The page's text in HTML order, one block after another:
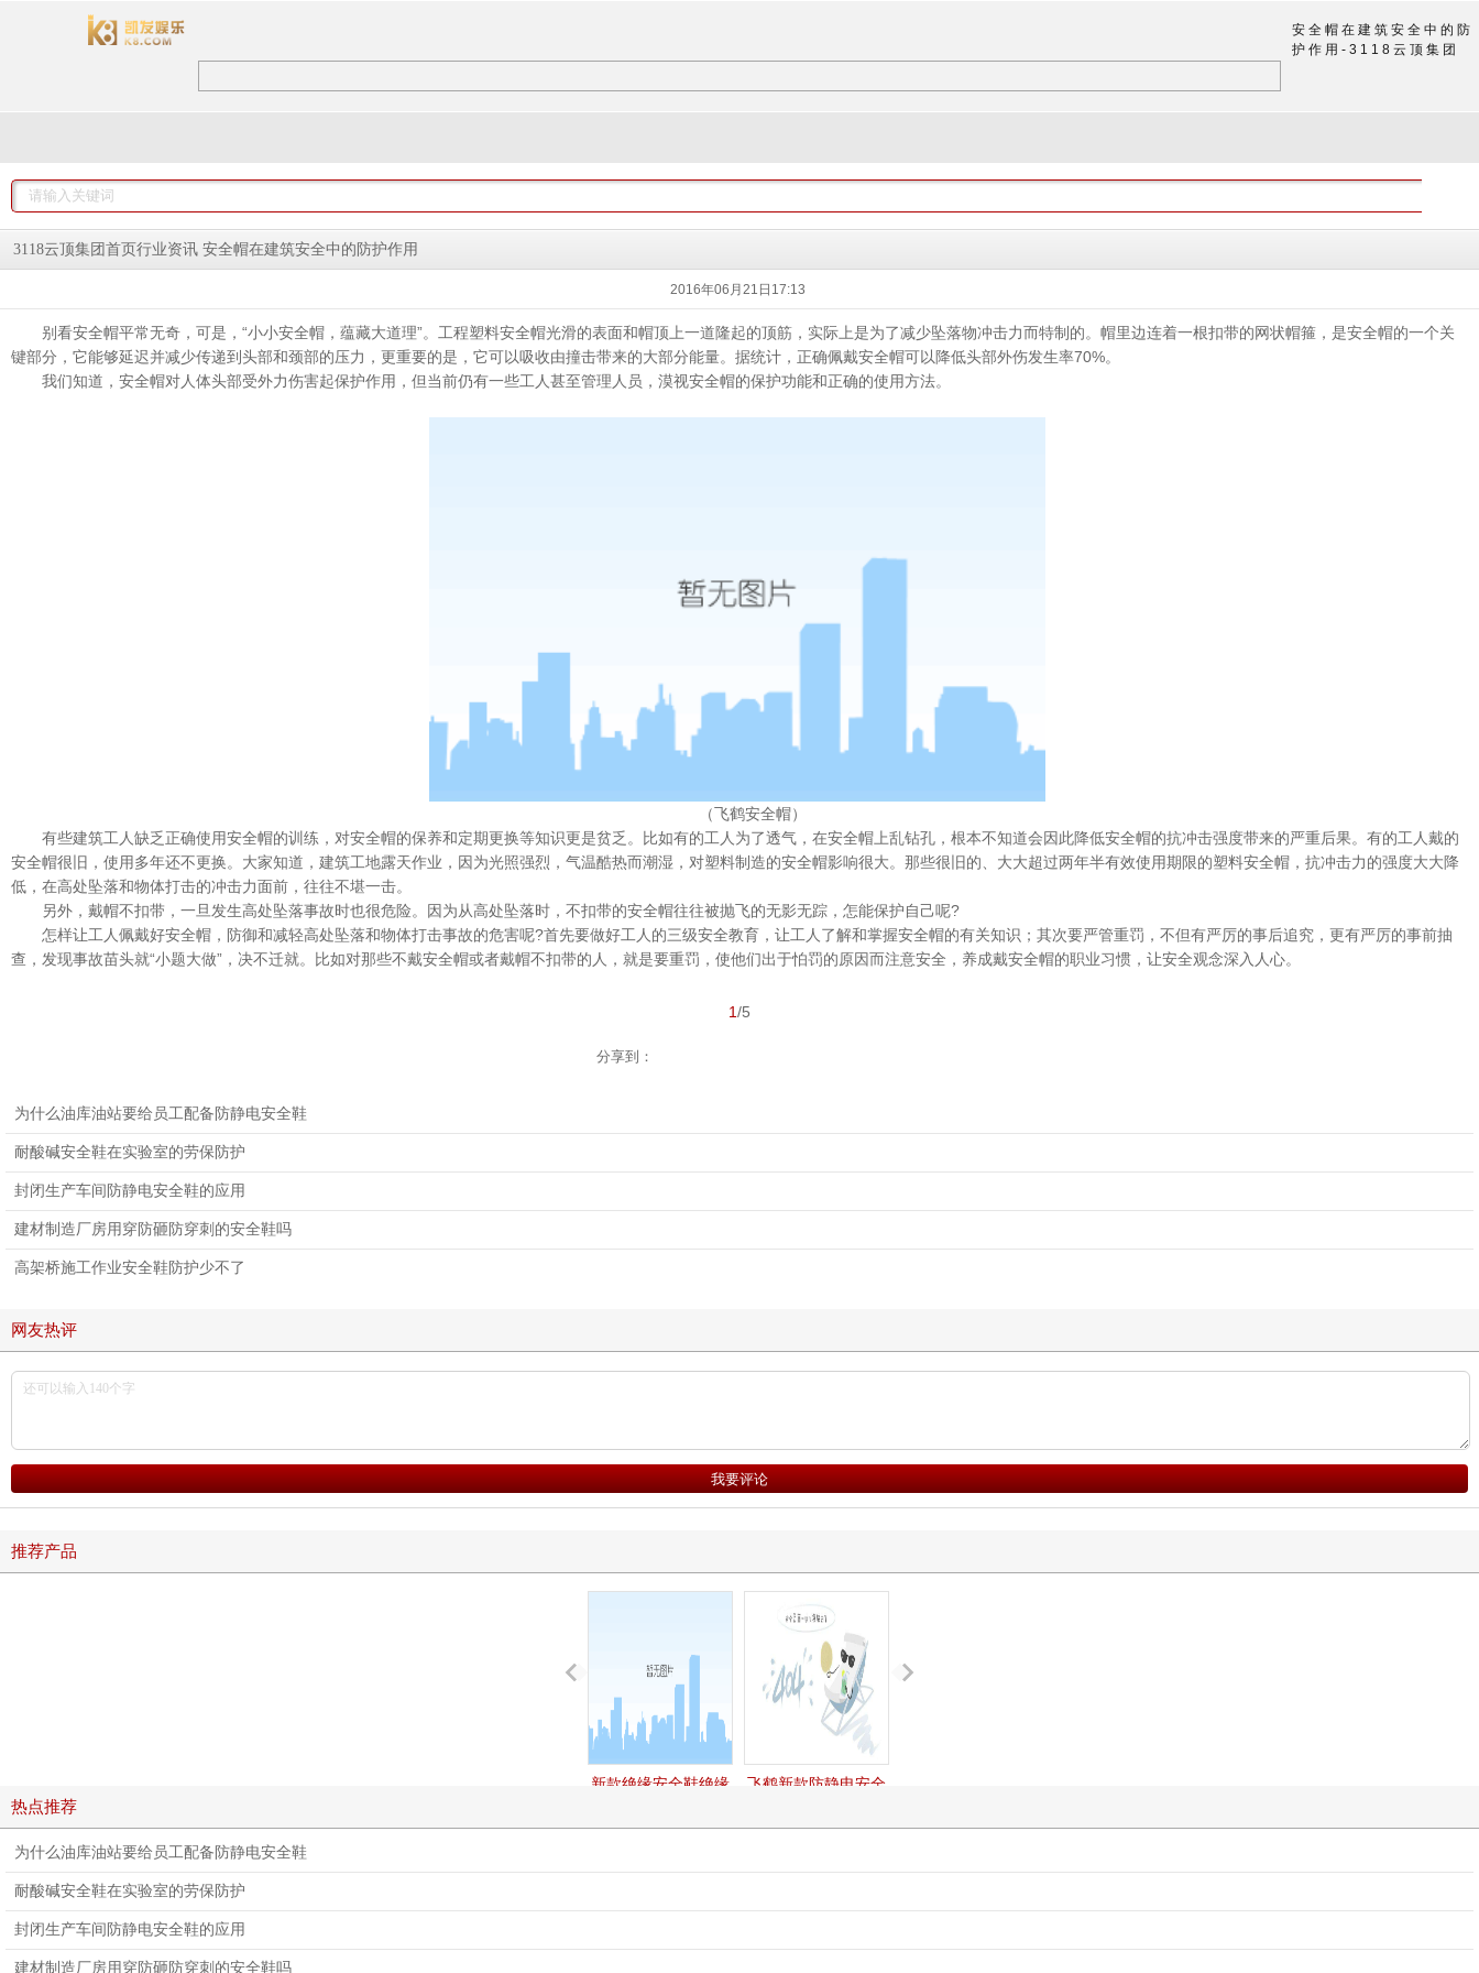
安全帽在建筑安全中的防
护作用-3118云顶集团
3118云顶集团首页 行业资讯 安全帽在建筑安全中的防护作用
2016年06月21日17:13
别看安全帽平常无奇，可是，“小小安全帽，蕴藏大道理”。工程塑料安全帽光滑的表面和帽顶上一道隆起的顶筋，实际上是为了减少坠落物冲击力而特制的。帽里边连着一根扣带的网状帽箍，是安全帽的一个关
键部分，它能够延迟并减少传递到头部和颈部的压力，更重要的是，它可以吸收由撞击带来的大部分能量。据统计，正确佩戴安全帽可以降低头部外伤发生率70%。
我们知道，安全帽对人体头部受外力伤害起保护作用，但当前仍有一些工人甚至管理人员，漠视安全帽的保护功能和正确的使用方法。
（飞鹤安全帽）
有些建筑工人缺乏正确使用安全帽的训练，对安全帽的保养和定期更换等知识更是贫乏。比如有的工人为了透气，在安全帽上乱钻孔，根本不知道会因此降低安全帽的抗冲击强度带来的严重后果。有的工人戴的
安全帽很旧，使用多年还不更换。大家知道，建筑工地露天作业，因为光照强烈，气温酷热而潮湿，对塑料制造的安全帽影响很大。那些很旧的、大大超过两年半有效使用期限的塑料安全帽，抗冲击力的强度大大降
低，在高处坠落和物体打击的冲击力面前，往往不堪一击。
另外，戴帽不扣带，一旦发生高处坠落事故时也很危险。因为从高处坠落时，不扣带的安全帽往往被抛飞的无影无踪，怎能保护自己呢?
怎样让工人佩戴好安全帽，防御和减轻高处坠落和物体打击事故的危害呢?首先要做好工人的三级安全教育，让工人了解和掌握安全帽的有关知识；其次要严管重罚，不但有严厉的事后追究，更有严厉的事前抽
查，发现事故苗头就“小题大做”，决不迁就。比如对那些不戴安全帽或者戴帽不扣带的人，就是要重罚，使他们出于怕罚的原因而注意安全，养成戴安全帽的职业习惯，让安全观念深入人心。
1/5
分享到：
为什么油库油站要给员工配备防静电安全鞋
耐酸碱安全鞋在实验室的劳保防护
封闭生产车间防静电安全鞋的应用
建材制造厂房用穿防砸防穿刺的安全鞋吗
高架桥施工作业安全鞋防护少不了
网友热评
推荐产品
新款绝缘安全鞋绝缘
劳保鞋fh16-0324
飞鹤新款防静电安全
鞋fh16-0313
热点推荐
为什么油库油站要给员工配备防静电安全鞋
耐酸碱安全鞋在实验室的劳保防护
封闭生产车间防静电安全鞋的应用
建材制造厂房用穿防砸防穿刺的安全鞋吗